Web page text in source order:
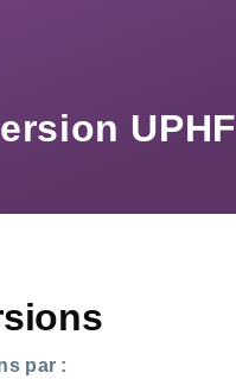
UPHF
par :